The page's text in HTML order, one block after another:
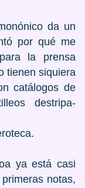
da un
por qué me
la prensa
tienen siquiera
catálogos de
destripa-
ya está casi
notas,